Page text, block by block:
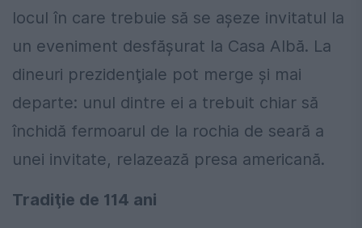
locul în care trebuie să se aşeze invitatul la
un eveniment desfăşurat la Casa Albă. La
dineuri prezidenţiale pot merge şi mai
departe: unul dintre ei a trebuit chiar să
închidă fermoarul de la rochia de seară a
unei invitate, relazează presa americană.
Tradiţie de 114 ani